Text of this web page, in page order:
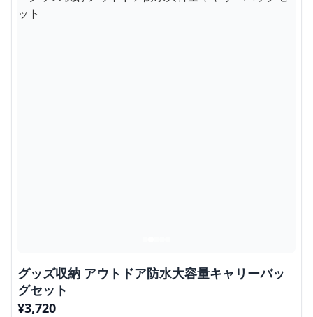
グッズ収納 アウトドア防水大容量キャリーバッ
グセット
¥3,720